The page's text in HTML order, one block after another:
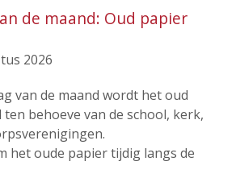
de maand: Oud papier
2026
van de maand wordt het oud
behoeve van de school, kerk,
het oude papier tijdig langs de